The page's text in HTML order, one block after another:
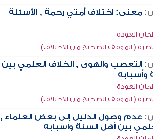
معنى: اختلاف أمتي رحمة , الأسئلة
العودة
( الموقف الصحيح من الاختلاف)
التعصب والهوى , الخلاف العلمي بين
وأسبابه
العودة
( الموقف الصحيح من الاختلاف)
عدم وصول الدليل إلى بعض العلماء ,
بين أهل السنة وأسبابه